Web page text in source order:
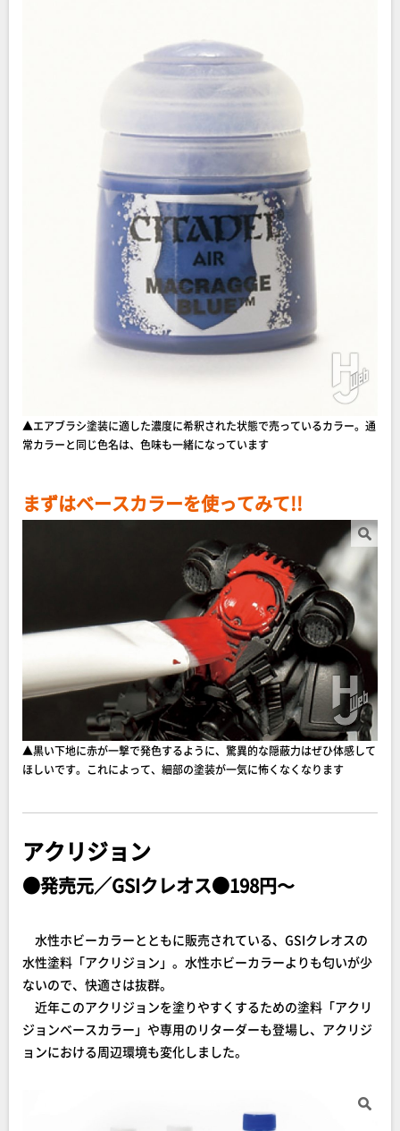
▲エアブラシ塗装に適した濃度に希釈された状態で売っているカラー。通
常カラーと同じ色名は、色味も一緒になっています
まずはベースカラーを使ってみて!!
▲黒い下地に赤が一撃で発色するように、驚異的な隠蔽力はぜひ体感して
ほしいです。これによって、細部の塗装が一気に怖くなくなります
アクリジョン
●発売元／GSIクレオス●198円〜
水性ホビーカラーとともに販売されている、GSIクレオスの
水性塗料「アクリジョン」。水性ホビーカラーよりも匂いが少
ないので、快適さは抜群。
近年このアクリジョンを塗りやすくするための塗料「アクリ
ジョンベースカラー」や専用のリターダーも登場し、アクリジ
ョンにおける周辺環境も変化しました。